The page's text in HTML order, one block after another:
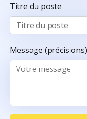
Titre du poste
Message (précisions)